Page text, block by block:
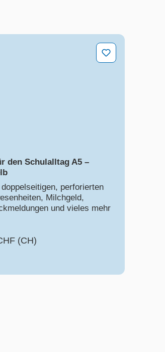
den Schulalltag A5 – Edition Sonnengelb
den Schulalltag A5 –
perforierten
Milchgeld,
und vieles mehr
(CH)